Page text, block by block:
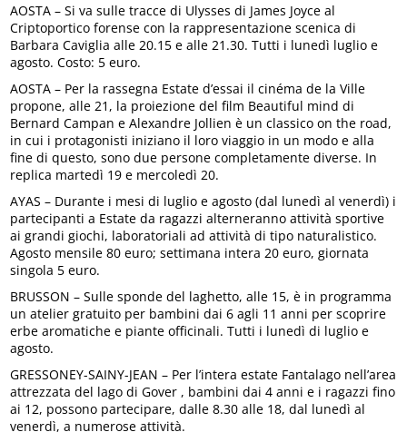
AOSTA – Si va sulle tracce di Ulysses di James Joyce al
Criptoportico forense con la rappresentazione scenica di
Barbara Caviglia alle 20.15 e alle 21.30. Tutti i lunedì luglio e
agosto. Costo: 5 euro.
AOSTA – Per la rassegna Estate d’essai il cinéma de la Ville
propone, alle 21, la proiezione del film Beautiful mind di
Bernard Campan e Alexandre Jollien è un classico on the road,
in cui i protagonisti iniziano il loro viaggio in un modo e alla
fine di questo, sono due persone completamente diverse. In
replica martedì 19 e mercoledì 20.
AYAS – Durante i mesi di luglio e agosto (dal lunedì al venerdì) i
partecipanti a Estate da ragazzi alterneranno attività sportive
ai grandi giochi, laboratoriali ad attività di tipo naturalistico.
Agosto mensile 80 euro; settimana intera 20 euro, giornata
singola 5 euro.
​BRUSSON – Sulle sponde del laghetto, alle 15, è in programma
un atelier gratuito per bambini dai 6 agli 11 anni per scoprire
erbe aromatiche e piante officinali. Tutti i lunedì di luglio e
agosto.
GRESSONEY-SAINY-JEAN – Per l’intera estate Fantalago nell’area
attrezzata del lago di Gover , bambini dai 4 anni e i ragazzi fino
ai 12, possono partecipare, dalle 8.30 alle 18, dal lunedì al
venerdì, a numerose attività.